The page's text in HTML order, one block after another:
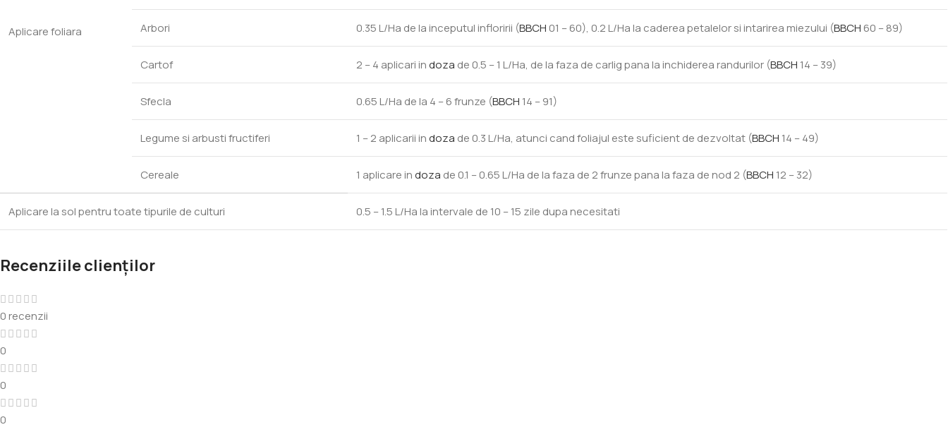
Aplicare foliara Arbori 0.35 L/Ha de la inceputul infloririi (BBCH01 – 60), 0.2 L/Ha la caderea petalelor si intarirea miezului (BBCH60 – 89)
Cartof 2 – 4 aplicari indoza de 0.5 – 1 L/Ha, de la faza de carlig pana la inchiderea randurilor (BBCH 14 – 39)
Sfecla 0.65 L/Ha de la 4 – 6 frunze (BBCH 14 – 91)
Legume si arbusti fructiferi 1 – 2 aplicarii indoza de 0.3 L/Ha, atunci cand foliajul este suficient de dezvoltat (BBCH 14 – 49)
Cereale 1 aplicare indoza de 0.1 – 0.65 L/Ha de la faza de 2 frunze pana la faza de nod 2 (BBCH 12 – 32)
Aplicare la sol pentru toate tipurile de culturi 0.5 – 1.5 L/Ha la intervale de 10 – 15 zile dupa necesitati
Recenziile clienților
0 recenzii
0
0
0